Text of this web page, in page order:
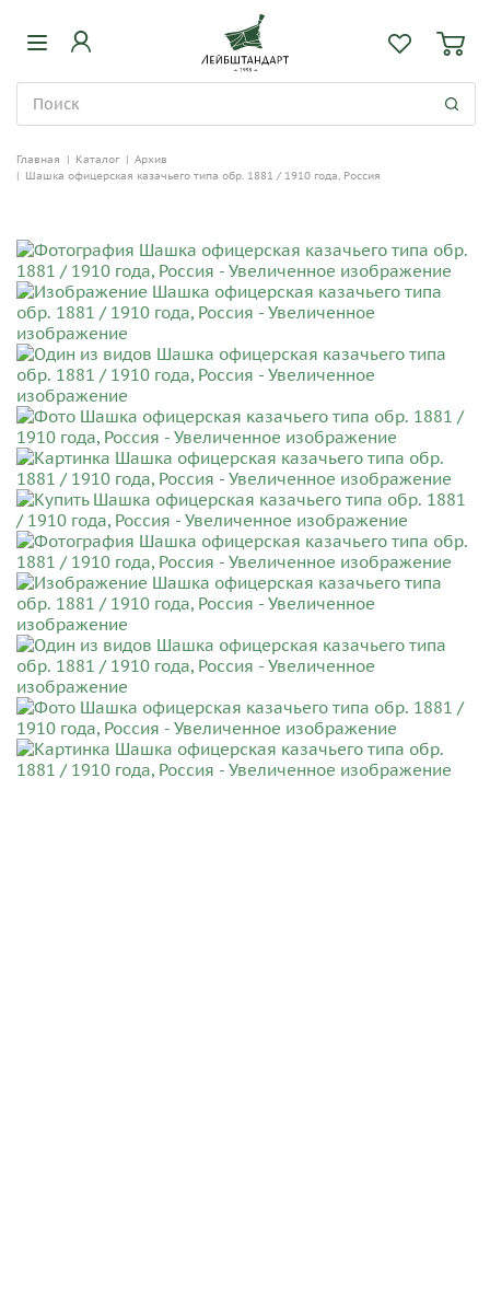
Главная | Каталог | Архив
| Шашка офицерская казачьего типа обр. 1881 / 1910 года, Россия